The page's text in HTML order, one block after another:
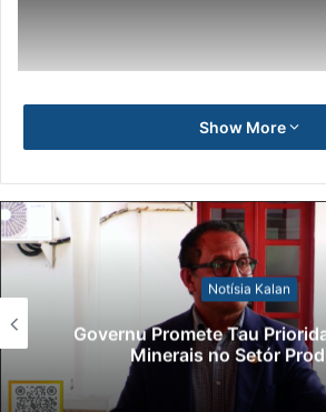
Show More
Notísia Kalan
Governu Promete Tau
Minerais no Setór